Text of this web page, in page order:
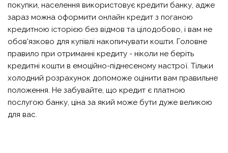
покупки, населення використовує кредити банку, адже
зараз можна оформити онлайн кредит з поганою
кредитною історією без відмов та цілодобово, і вам не
обов'язково для купівлі накопичувати кошти. Головне
правило при отриманні кредиту - ніколи не беріть
кредитні кошти в емоційно-піднесеному настрої. Тільки
холодний розрахунок допоможе оцінити вам правильне
положення. Не забувайте, що кредит є платною
послугою банку, ціна за який може бути дуже великою
для вас.